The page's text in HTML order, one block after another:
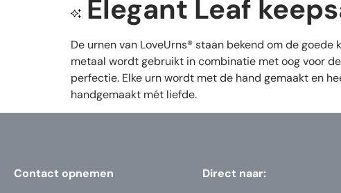
Elegant Leaf
De urnen van LoveUrns® staan bekend om de
metaal wordt gebruikt in combinatie met oog voor
perfectie. Elke urn wordt met de hand gemaakt en
handgemaakt mét liefde.
Contact opnemen
Direct naar: